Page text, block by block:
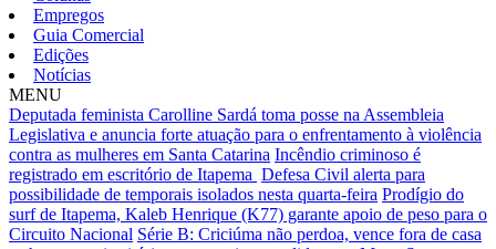
Empregos
Guia Comercial
Edições
Notícias
MENU
Deputada feminista Carolline Sardá toma posse na Assembleia
Legislativa e anuncia forte atuação para o enfrentamento à violência
contra as mulheres em Santa Catarina Incêndio criminoso é
registrado em escritório de Itapema Defesa Civil alerta para
possibilidade de temporais isolados nesta quarta-feira Prodígio do
surf de Itapema, Kaleb Henrique (K77) garante apoio de peso para o
Circuito Nacional Série B: Criciúma não perdoa, vence fora de casa